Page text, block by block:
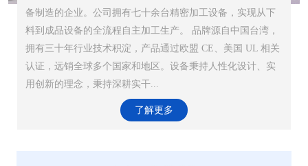
备制造的企业。公司拥有七十余台精密加工设备，实现从下
料到成品设备的全流程自主加工生产。 品牌源自中国台湾，
拥有三十年行业技术积淀，产品通过欧盟 CE、美国 UL 相关
认证，远销全球多个国家和地区。设备秉持人性化设计、实
用创新的理念，秉持深耕实干...
了解更多